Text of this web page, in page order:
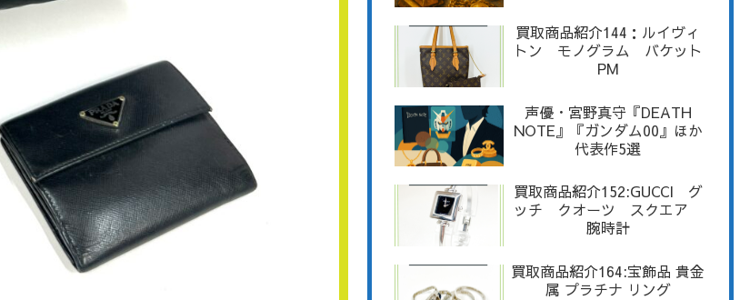
買取商品紹介144：ルイヴィ
トン モノグラム バケット
PM
声優・宮野真守『DEATH
NOTE』『ガンダム00』ほか
代表作5選
買取商品紹介152:GUCCI グ
ッチ クオーツ スクエア
腕時計
買取商品紹介164:宝飾品 貴金
属 プラチナ リング